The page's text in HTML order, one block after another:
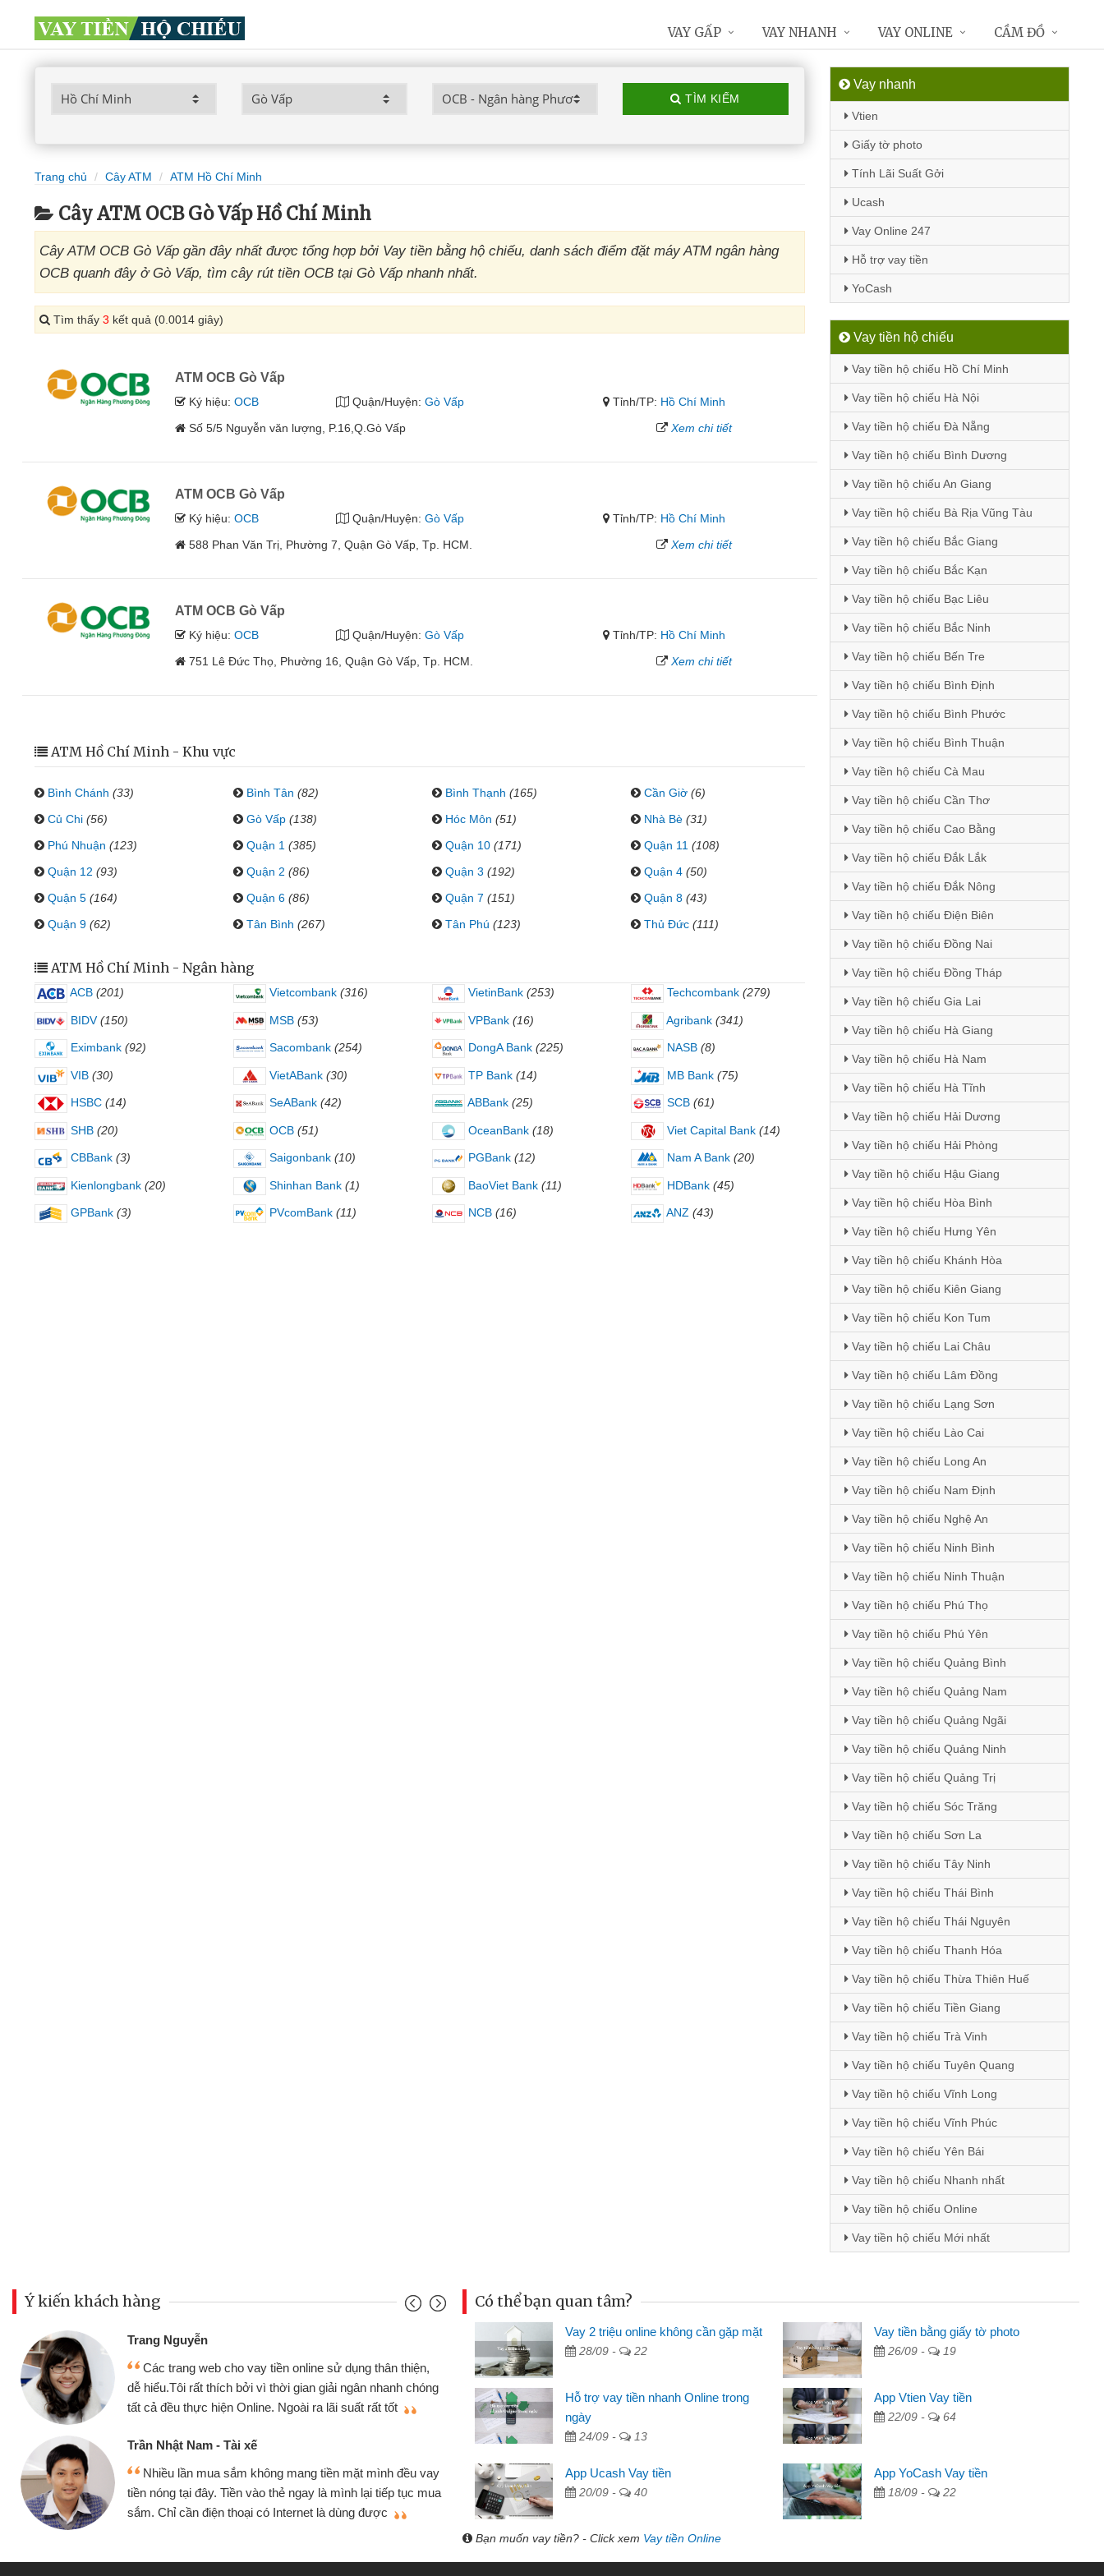
TÌM KIẾM
Trang chủ Cây ATM ATM Hồ Chí Minh
Cây ATM OCB Gò Vấp Hồ Chí Minh
Cây ATM OCB Gò Vấp gần đây nhất được tổng hợp bởi Vay tiền bằng hộ chiếu, danh sách điểm đặt máy ATM ngân hàng
OCB quanh đây ở Gò Vấp, tìm cây rút tiền OCB tại Gò Vấp nhanh nhất.
Tìm thấy 3 kết quả (0.0014 giây)
ATM OCB Gò Vấp
Ký hiệu:OCB Quận/Huyện: Gò Vấp Tỉnh/TP: Hồ Chí Minh
Số 5/5 Nguyễn văn lượng, P.16,Q.Gò Vấp
Xem chi tiết
ATM OCB Gò Vấp
Ký hiệu:OCB Quận/Huyện: Gò Vấp Tỉnh/TP: Hồ Chí Minh
588 Phan Văn Trị, Phường 7, Quận Gò Vấp, Tp. HCM.
Xem chi tiết
ATM OCB Gò Vấp
Ký hiệu:OCB Quận/Huyện: Gò Vấp Tỉnh/TP: Hồ Chí Minh
751 Lê Đức Thọ, Phường 16, Quận Gò Vấp, Tp. HCM.
Xem chi tiết
ATM Hồ Chí Minh - Khu vực
Bình Chánh (33) Bình Tân (82) Bình Thạnh (165) Cần Giờ (6)
Củ Chi (56) Gò Vấp (138) Hóc Môn (51) Nhà Bè (31)
Phú Nhuận (123) Quận 1 (385) Quận 10 (171) Quận 11 (108)
Quận 12 (93) Quận 2 (86) Quận 3 (192) Quận 4 (50)
Quận 5 (164) Quận 6 (86) Quận 7 (151) Quận 8 (43)
Quận 9 (62) Tân Bình (267) Tân Phú (123) Thủ Đức (111)
ATM Hồ Chí Minh - Ngân hàng
ACB (201) Vietcombank (316) VietinBank (253) Techcombank (279)
BIDV (150) MSB (53) VPBank (16) Agribank (341)
Eximbank (92) Sacombank (254) DongA Bank (225) NASB (8)
VIB (30) VietABank (30) TP Bank (14) MB Bank (75)
HSBC (14) SeABank (42) ABBank (25) SCB (61)
SHB (20) OCB (51) OceanBank (18) Viet Capital Bank (14)
CBBank (3) Saigonbank (10) PGBank (12) Nam A Bank (20)
Kienlongbank (20) Shinhan Bank (1) BaoViet Bank (11) HDBank (45)
GPBank (3) PVcomBank (11) NCB (16) ANZ (43)
Vay nhanh
Vtien
Giấy tờ photo
Tính Lãi Suất Gởi
Ucash
Vay Online 247
Hỗ trợ vay tiền
YoCash
Vay tiền hộ chiếu
Vay tiền hộ chiếu Hồ Chí Minh
Vay tiền hộ chiếu Hà Nội
Vay tiền hộ chiếu Đà Nẵng
Vay tiền hộ chiếu Bình Dương
Vay tiền hộ chiếu An Giang
Vay tiền hộ chiếu Bà Rịa Vũng Tàu
Vay tiền hộ chiếu Bắc Giang
Vay tiền hộ chiếu Bắc Kạn
Vay tiền hộ chiếu Bạc Liêu
Vay tiền hộ chiếu Bắc Ninh
Vay tiền hộ chiếu Bến Tre
Vay tiền hộ chiếu Bình Định
Vay tiền hộ chiếu Bình Phước
Vay tiền hộ chiếu Bình Thuận
Vay tiền hộ chiếu Cà Mau
Vay tiền hộ chiếu Cần Thơ
Vay tiền hộ chiếu Cao Bằng
Vay tiền hộ chiếu Đắk Lắk
Vay tiền hộ chiếu Đắk Nông
Vay tiền hộ chiếu Điện Biên
Vay tiền hộ chiếu Đồng Nai
Vay tiền hộ chiếu Đồng Tháp
Vay tiền hộ chiếu Gia Lai
Vay tiền hộ chiếu Hà Giang
Vay tiền hộ chiếu Hà Nam
Vay tiền hộ chiếu Hà Tĩnh
Vay tiền hộ chiếu Hải Dương
Vay tiền hộ chiếu Hải Phòng
Vay tiền hộ chiếu Hậu Giang
Vay tiền hộ chiếu Hòa Bình
Vay tiền hộ chiếu Hưng Yên
Vay tiền hộ chiếu Khánh Hòa
Vay tiền hộ chiếu Kiên Giang
Vay tiền hộ chiếu Kon Tum
Vay tiền hộ chiếu Lai Châu
Vay tiền hộ chiếu Lâm Đồng
Vay tiền hộ chiếu Lạng Sơn
Vay tiền hộ chiếu Lào Cai
Vay tiền hộ chiếu Long An
Vay tiền hộ chiếu Nam Định
Vay tiền hộ chiếu Nghệ An
Vay tiền hộ chiếu Ninh Bình
Vay tiền hộ chiếu Ninh Thuận
Vay tiền hộ chiếu Phú Thọ
Vay tiền hộ chiếu Phú Yên
Vay tiền hộ chiếu Quảng Bình
Vay tiền hộ chiếu Quảng Nam
Vay tiền hộ chiếu Quảng Ngãi
Vay tiền hộ chiếu Quảng Ninh
Vay tiền hộ chiếu Quảng Trị
Vay tiền hộ chiếu Sóc Trăng
Vay tiền hộ chiếu Sơn La
Vay tiền hộ chiếu Tây Ninh
Vay tiền hộ chiếu Thái Bình
Vay tiền hộ chiếu Thái Nguyên
Vay tiền hộ chiếu Thanh Hóa
Vay tiền hộ chiếu Thừa Thiên Huế
Vay tiền hộ chiếu Tiền Giang
Vay tiền hộ chiếu Trà Vinh
Vay tiền hộ chiếu Tuyên Quang
Vay tiền hộ chiếu Vĩnh Long
Vay tiền hộ chiếu Vĩnh Phúc
Vay tiền hộ chiếu Yên Bái
Vay tiền hộ chiếu Nhanh nhất
Vay tiền hộ chiếu Online
Vay tiền hộ chiếu Mới nhất
VAY GẤP VAY NHANH VAY ONLINE CẦM ĐỒ
Ý kiến khách hàng
sử dụng thân thiện,
giải ngân nhanh chóng
lãi suất rất tốt
tiền mặt mình đều vay
là mình lại tiếp tục mua
là dùng được
Mình cần tiền gấp nên định cầm cố chiếc xe wave
nhưng thật may đã có gói vay tiền bằng CMND online
không cần gặp mặt nên rất tiện lợi, sẽ giới thiệu cho bạn
bè biết
Tôi kinh doanh buôn bán nhỏ lẻ nhiều lúc cần vốn nhập
hàng, nhờ biết đến website qua bạn bè giới thiệu tôi đã giải
quyết được công việc của mình nhanh chóng
Mai Lan - Sinh viên
Tôi biết đến thông qua quảng cáo trên facebook. Tôi là
sinh viên nên cần đóng tiền nhà, sinh nhật bạn bè, mà đọc
thấy thủ tục nhanh gọn nên tôi quyết định vay
Lâm Minh Chánh
Mất 2 tuần các ngân hàng không ai cho vay. Trong khi
cần có 2 triệu để giải quyết việc riêng, trong 1-2 ngày tôi trả
được thôi. Cảm ơn đã giúp tôi kịp thời và nhanh chóng
Có thể bạn quan tâm?
Vay 2 triệu online không cần gặp mặt
28/09 - 22
Vay tiền bằng giấy tờ photo
26/09 - 19
Hỗ trợ vay tiền nhanh Online trong
ngày
24/09 - 13
App Vtien Vay tiền
22/09 - 64
App Ucash Vay tiền
20/09 - 40
App YoCash Vay tiền
18/09 - 22
Bạn muốn vay tiền? - Click xem Vay tiền Online